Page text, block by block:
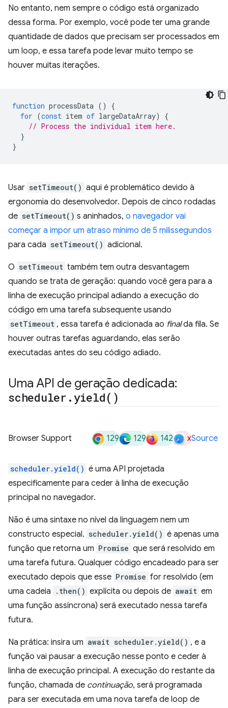
No entanto, nem sempre o código está organizado
dessa forma. Por exemplo, você pode ter uma grande
quantidade de dados que precisam ser processados em
um loop, e essa tarefa pode levar muito tempo se
houver muitas iterações.
function processData ()
{
for (const item of largeDataArray)
{
// Process the individual item here.
}
}
Usar setTimeout() aqui é problemático devido à
ergonomia do desenvolvedor. Depois de cinco rodadas
de setTimeout() s aninhados, o navegador vai
começar a impor um atraso mínimo de 5 milissegundos
para cada setTimeout() adicional.
O setTimeout também tem outra desvantagem
quando se trata de geração: quando você gera para a
linha de execução principal adiando a execução do
código em uma tarefa subsequente usando
setTimeout , essa tarefa é adicionada ao finalda fila. Se
houver outras tarefas aguardando, elas serão
executadas antes do seu código adiado.
Uma API de geração dedicada:
scheduler .yield( )
Browser Support 129 129 142 xSource
scheduler.yield() é uma API projetada
especificamente para ceder à linha de execução
principal no navegador.
Não é uma sintaxe no nível da linguagem nem um
constructo especial. scheduler.yield() é apenas uma
função que retorna um Promise que será resolvido em
uma tarefa futura. Qualquer código encadeado para ser
executado depois que esse Promise for resolvido (em
uma cadeia
.then() explícita ou depois de await em
uma função assíncrona) será executado nessa tarefa
futura.
Na prática: insira um await scheduler.yield() , e a
função vai pausar a execução nesse ponto e ceder à
linha de execução principal. A execução do restante da
função, chamada de continuação, será programada
para ser executada em uma nova tarefa de loop de